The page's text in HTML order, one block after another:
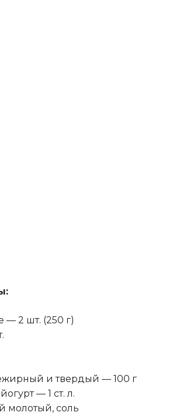
— 2 шт. (250 г)
и твердый — 100 г
— 1 ст. л.
молотый, соль